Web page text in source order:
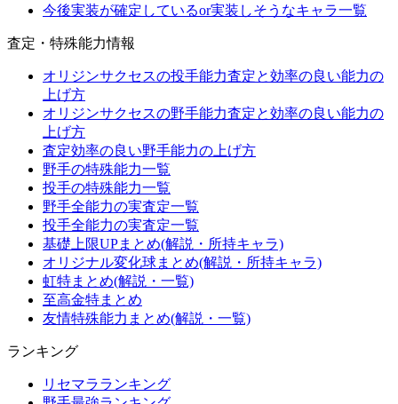
今後実装が確定しているor実装しそうなキャラ一覧
査定・特殊能力情報
オリジンサクセスの投手能力査定と効率の良い能力の
上げ方
オリジンサクセスの野手能力査定と効率の良い能力の
上げ方
査定効率の良い野手能力の上げ方
野手の特殊能力一覧
投手の特殊能力一覧
野手全能力の実査定一覧
投手全能力の実査定一覧
基礎上限UPまとめ(解説・所持キャラ)
オリジナル変化球まとめ(解説・所持キャラ)
虹特まとめ(解説・一覧)
至高金特まとめ
友情特殊能力まとめ(解説・一覧)
ランキング
リセマラランキング